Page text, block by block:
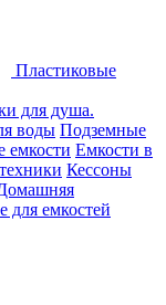
Пластиковые
для душа.
воды Подземные
емкости Емкости в
Кессоны
емкостей